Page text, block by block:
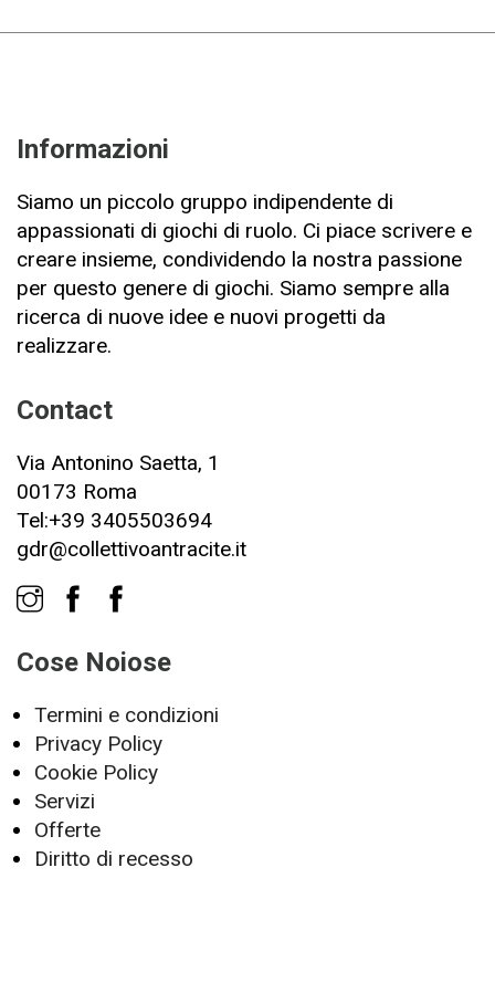
Informazioni
Siamo un piccolo gruppo indipendente di
appassionati di giochi di ruolo. Ci piace scrivere e
creare insieme, condividendo la nostra passione
per questo genere di giochi. Siamo sempre alla
ricerca di nuove idee e nuovi progetti da
realizzare.
Contact
Via Antonino Saetta, 1
00173 Roma
Tel:+39 3405503694
gdr@collettivoantracite.it
Cose Noiose
Termini e condizioni
Privacy Policy
Cookie Policy
Servizi
Offerte
Diritto di recesso